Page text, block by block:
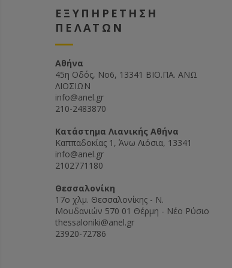
ΕΞΥΠΗΡΕΤΗΣΗ
ΠΕΛΑΤΩΝ
Αθήνα
45η Οδός, Νο6, 13341 ΒΙΟ.ΠΑ. ΑΝΩ
ΛΙΟΣΙΩΝ
info@anel.gr
210-2483870
Kατάστημα Λιανικής Αθήνα
Καππαδοκίας 1, Άνω Λιόσια, 13341
info@anel.gr
2102771180
Θεσσαλονίκη
17ο χλμ. Θεσσαλονίκης - Ν.
Μουδανιών 570 01 Θέρμη - Νέο Ρύσιο
thessaloniki@anel.gr
23920-72786